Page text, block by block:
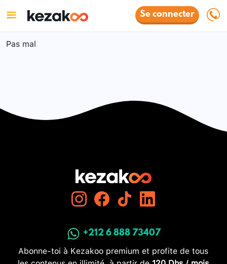
Se connecter
Pas mal
+212 6 888 73407
Abonne-toi à Kezakoo premium et profite de tous